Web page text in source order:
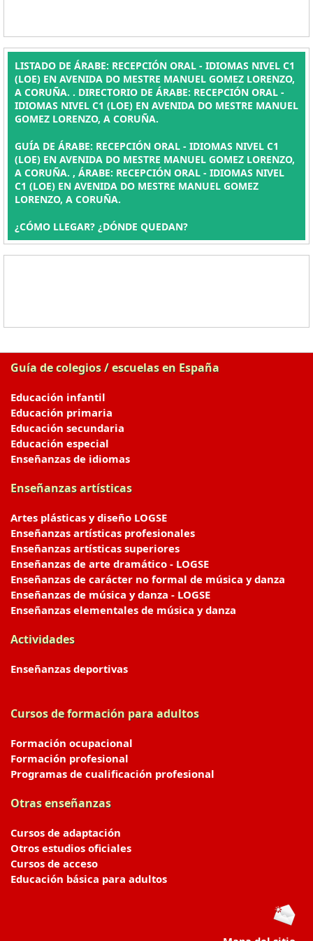
LISTADO DE ÁRABE: RECEPCIÓN ORAL - IDIOMAS NIVEL C1
(LOE) EN AVENIDA DO MESTRE MANUEL GOMEZ LORENZO,
A CORUÑA. . DIRECTORIO DE ÁRABE: RECEPCIÓN ORAL -
IDIOMAS NIVEL C1 (LOE) EN AVENIDA DO MESTRE MANUEL
GOMEZ LORENZO, A CORUÑA.
GUÍA DE ÁRABE: RECEPCIÓN ORAL - IDIOMAS NIVEL C1
(LOE) EN AVENIDA DO MESTRE MANUEL GOMEZ LORENZO,
A CORUÑA. , ÁRABE: RECEPCIÓN ORAL - IDIOMAS NIVEL
C1 (LOE) EN AVENIDA DO MESTRE MANUEL GOMEZ
LORENZO, A CORUÑA.
¿CÓMO LLEGAR? ¿DÓNDE QUEDAN?
Guía de colegios / escuelas en España
Educación infantil
Educación primaria
Educación secundaria
Educación especial
Enseñanzas de idiomas
Enseñanzas artísticas
Artes plásticas y diseño LOGSE
Enseñanzas artísticas profesionales
Enseñanzas artísticas superiores
Enseñanzas de arte dramático - LOGSE
Enseñanzas de carácter no formal de música y danza
Enseñanzas de música y danza - LOGSE
Enseñanzas elementales de música y danza
Actividades
Enseñanzas deportivas
Cursos de formación para adultos
Formación ocupacional
Formación profesional
Programas de cualificación profesional
Otras enseñanzas
Cursos de adaptación
Otros estudios oficiales
Cursos de acceso
Educación básica para adultos